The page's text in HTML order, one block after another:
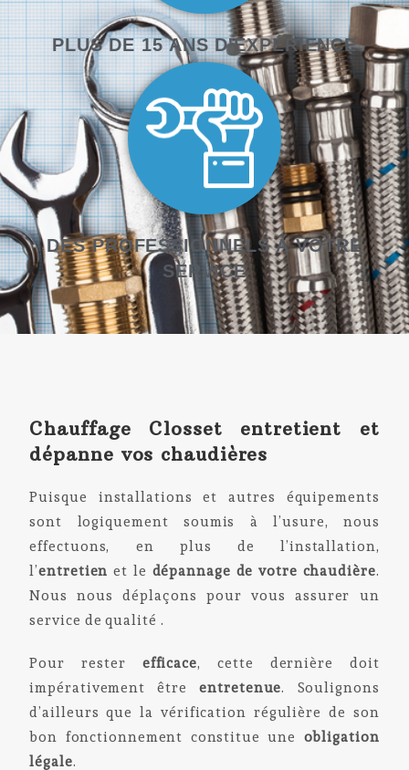
PLUS DE 15 ANS D'EXPÉRIENCE
DES PROFESSIONNELS À VOTRE
SERVICE
Chauffage Closset entretient et
dépanne vos chaudières
Puisque installations et autres équipements
sont logiquement soumis à l’usure, nous
effectuons, en plus de l’installation,
l’entretien et le dépannage de votre chaudière.
Nous nous déplaçons pour vous assurer un
service de qualité .
Pour rester efficace, cette dernière doit
impérativement êtreentretenue. Soulignons
d’ailleurs que la vérification régulière de son
bon fonctionnement constitue une obligation
légale.